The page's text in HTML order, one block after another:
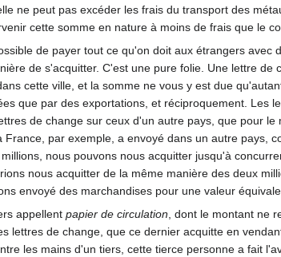
ne peut pas excéder les frais du transport des
cette somme en nature à moins de frais que le
de payer tout ce qu'on doit aux étrangers
de s'acquitter. C'est une pure folie. Une lettre
cette ville, et la somme ne vous y est due
que par des exportations, et réciproquement. Les
de change sur ceux d'un autre pays, que pour
par exemple, a envoyé dans un autre pays,
nous pouvons nous acquitter jusqu'à
nous acquitter de la même manière des deux
envoyé des marchandises pour une valeur
appellent papier de circulation, dont le montant ne
lettres de change, que ce dernier acquitte en
les mains d'un tiers, cette tierce personne a fait